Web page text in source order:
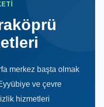
merkez başta olmak
ve çevre
hizmetleri